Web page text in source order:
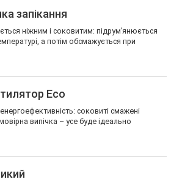
запікання
ніжним і соковитим: підрум’янюється
а потім обсмажується при
Eco
соковиті смажені
випічка – усе буде ідеально